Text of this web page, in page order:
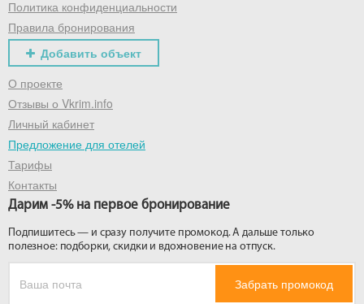
Политика конфиденциальности
Правила бронирования
Добавить объект
О проекте
Отзывы о Vkrim.info
Личный кабинет
Предложение для отелей
Тарифы
Контакты
Дарим -5% на первое бронирование
Подпишитесь — и сразу получите промокод. А дальше только
полезное: подборки, скидки и вдохновение на отпуск.
Забрать промокод